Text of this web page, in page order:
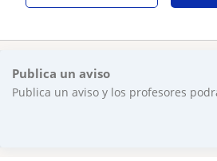
Publica un aviso
Publica un aviso y los profesores